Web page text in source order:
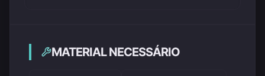
MATERIAL NECESSÁRIO